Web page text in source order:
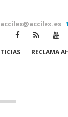
RECLAMA